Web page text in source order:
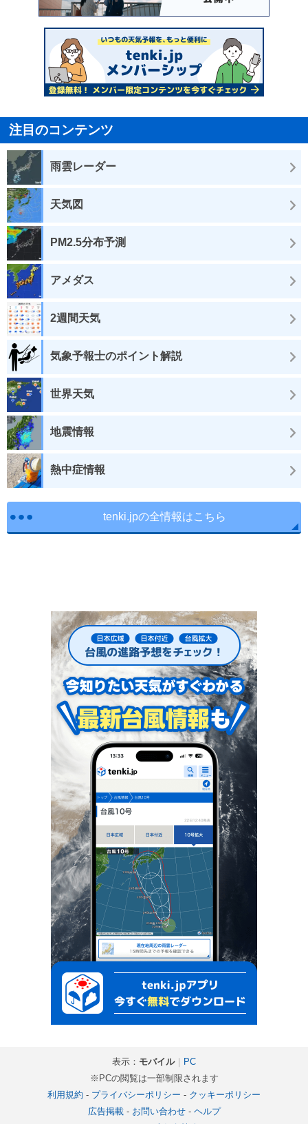
注目のコンテンツ
雨雲レーダー
天気図
PM2.5分布予測
アメダス
2週間天気
気象予報士のポイント解説
世界天気
地震情報
熱中症情報
tenki.jpの全情報はこちら
表示： モバイル｜
PC
※PCの閲覧は一部制限されます
利用規約 - プライバシーポリシー - クッキーポリシー
広告掲載- お問い合わせ- ヘルプ